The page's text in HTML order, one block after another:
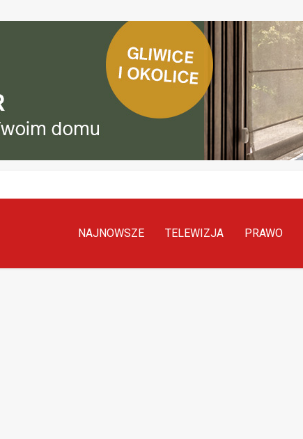
NAJNOWSZE TELEWIZJA PRAWO